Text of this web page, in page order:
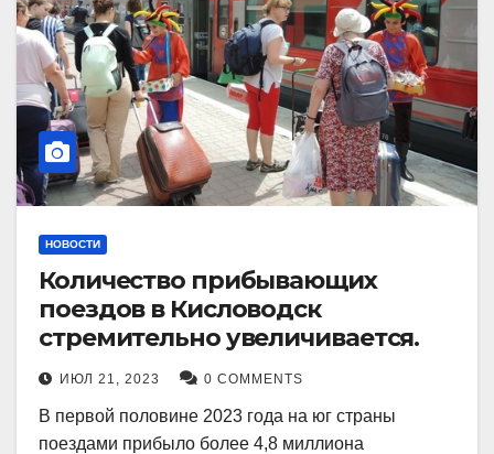
НОВОСТИ
Количество прибывающих
поездов в Кисловодск
стремительно увеличивается.
ИЮЛ 21, 2023 0 COMMENTS
В первой половине 2023 года на юг страны
поездами прибыло более 4,8 миллиона